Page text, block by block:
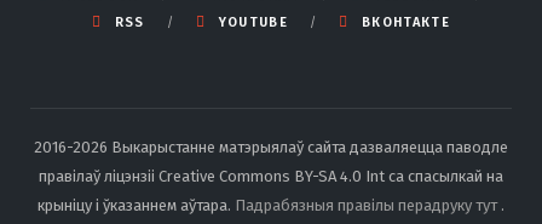
RSS
YOUTUBE ВКОНТАКТЕ
2016-2026 Выкарыстанне матэрыялаў сайта дазваляецца паводле
правілаў ліцэнзіі Creative Commons BY-SA 4.0 Int са спасылкай на
крыніцу і ўказаннем аўтара. Падрабязныя правілы перадруку тут .